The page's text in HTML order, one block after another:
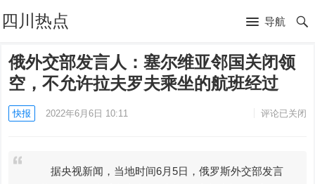
四川热点 导航
俄外交部发言人：塞尔维亚邻国关闭领
空，不允许拉夫罗夫乘坐的航班经过
快报 2022年6月6日 10:11 评论已关闭
据央视新闻，当地时间6月5日，俄罗斯外交部发言